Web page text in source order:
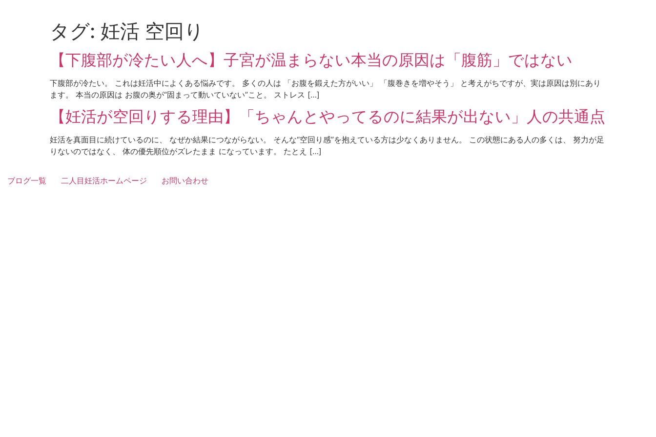
タグ: 妊活 空回り
【下腹部が冷たい人へ】子宮が温まらない本当の原因は「腹筋」ではない
下腹部が冷たい。 これは妊活中によくある悩みです。 多くの人は 「お腹を鍛えた方がいい」 「腹巻きを増やそう」 と考えがちですが、実は原因は別にあり
ます。 本当の原因は お腹の奥が“固まって動いていない”こと。 ストレス […]
【妊活が空回りする理由】「ちゃんとやってるのに結果が出ない」人の共通点
妊活を真面目に続けているのに、 なぜか結果につながらない。 そんな“空回り感”を抱えている方は少なくありません。 この状態にある人の多くは、 努力が足
りないのではなく、 体の優先順位がズレたまま になっています。 たとえ […]
ブログ一覧 二人目妊活ホームページ お問い合わせ